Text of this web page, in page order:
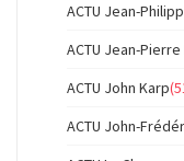
ACTU Jean-
ACTU Jean-
ACTU John Karp
ACTU John-